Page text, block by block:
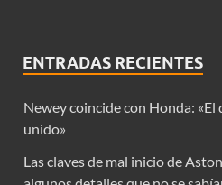
ENTRADAS RECIENTES
Newey coincide con Honda: «El
unido»
Las claves de mal inicio de